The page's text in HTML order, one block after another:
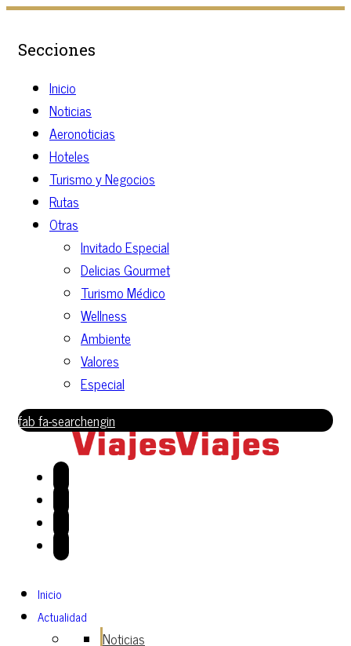
Secciones
Inicio
Noticias
Aeronoticias
Hoteles
Turismo y Negocios
Rutas
Otras
Invitado Especial
Delicias Gourmet
Turismo Médico
Wellness
Ambiente
Valores
Especial
fab fa-searchengin
Inicio
Actualidad
Noticias